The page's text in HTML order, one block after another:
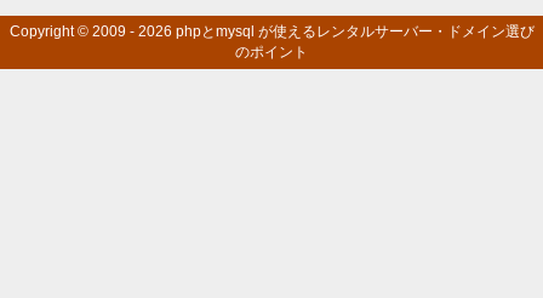
Copyright © 2009 - 2026 phpとmysql が使えるレンタルサーバー・ドメイン選び
のポイント